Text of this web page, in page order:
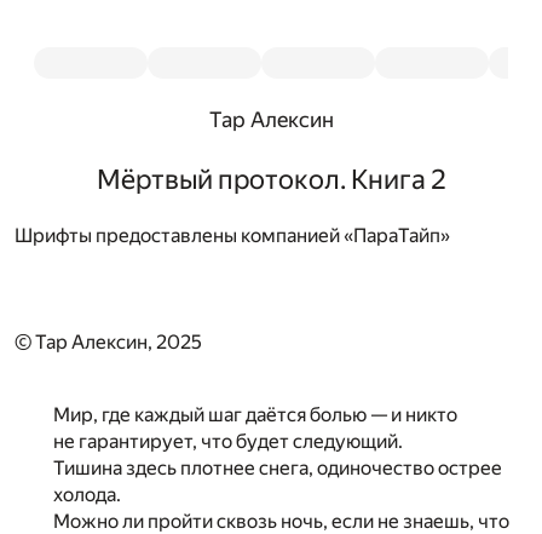
Тар Алексин
Мёртвый протокол. Книга 2
Шрифты предоставлены компанией «ПараТайп»
© Тар Алексин, 2025
Мир, где каждый шаг даётся болью — и никто
не гарантирует, что будет следующий.
Тишина здесь плотнее снега, одиночество острее
холода.
Можно ли пройти сквозь ночь, если не знаешь, что